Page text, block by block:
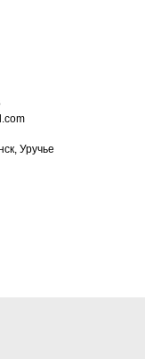
Уручье